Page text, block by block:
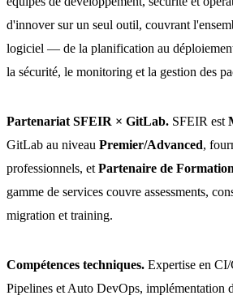
d'innover sur un seul outil, couvrant
logiciel — de la planification au
la sécurité, le monitoring et la gestion des
Partenariat SFEIR × GitLab. SFEIR est
GitLab au niveau Premier/Advanced,
professionnels, et Partenaire de
gamme de services couvre assessments,
migration et training.
Compétences techniques. Expertise en
Pipelines et Auto DevOps, implémentation